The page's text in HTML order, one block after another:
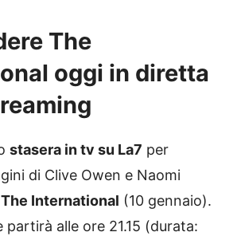
The
oggi in diretta
stasera in tv su La7 per
di Clive Owen e Naomi
International (10 gennaio).
partirà alle ore 21.15 (durata: